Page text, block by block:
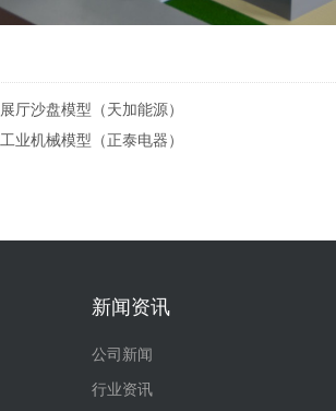
展厅沙盘模型（天加能源）
工业机械模型（正泰电器）
新闻资讯
公司新闻
行业资讯